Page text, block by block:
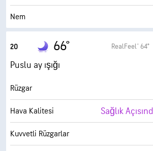
Nem
Çiy Noktası
AccuLumen Brightness Index™
Bulutlarla Kaplı
Görüş Alanı
Bulut Tavanı
20 66° RealFeel® 64°
Puslu ay ışığı
Rüzgar
Hava Kalitesi Sağlık
Kuvvetli Rüzgarlar